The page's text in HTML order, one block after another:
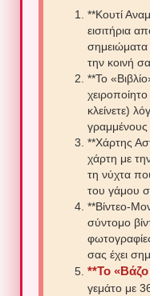
**Κουτί
εισιτήρια
σημειώματα
την κοινή
**Το
κλείνετε)
γραμμένους
**Χάρτης
χάρτη με
τη νύχτα
του γάμου
**Βίντεο-
σύντομο
σας έχει
**Το
γεμάτο με